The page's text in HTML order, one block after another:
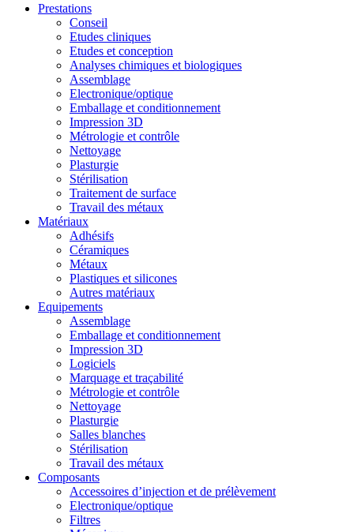
Prestations
Conseil
Etudes cliniques
Etudes et conception
Analyses chimiques et biologiques
Assemblage
Electronique/optique
Emballage et conditionnement
Impression 3D
Métrologie et contrôle
Nettoyage
Plasturgie
Stérilisation
Traitement de surface
Travail des métaux
Matériaux
Adhésifs
Céramiques
Métaux
Plastiques et silicones
Autres matériaux
Equipements
Assemblage
Emballage et conditionnement
Impression 3D
Logiciels
Marquage et traçabilité
Métrologie et contrôle
Nettoyage
Plasturgie
Salles blanches
Stérilisation
Travail des métaux
Composants
Accessoires d’injection et de prélèvement
Electronique/optique
Filtres